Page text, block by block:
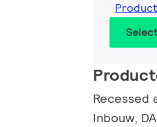
Recessed
Inbouw,